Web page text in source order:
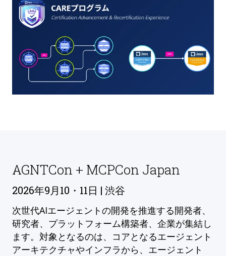
AGNTCon + MCPCon Japan
2026年9月10・11日 | 渋谷
次世代AIエージェントの開発を推進する開発者、
研究者、プラットフォーム構築者、企業が集結し
ます。対象となるのは、コアとなるエージェント
アーキテクチャやインフラから、エージェント